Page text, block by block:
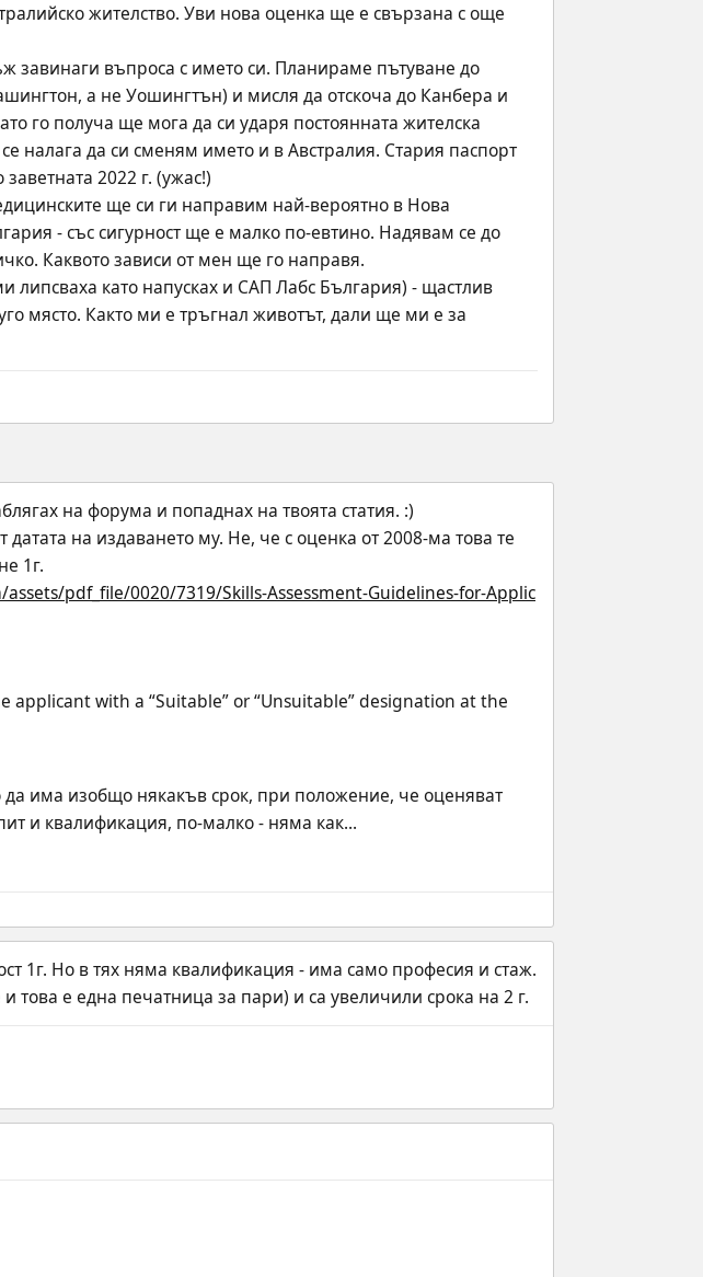
жителство. Уви нова оценка ще е свързана с още
въпроса с името си. Планираме пътуване до
а не Уошингтън) и мисля да отскоча до Канбера и
го получа ще мога да си ударя постоянната жителска
налага да си сменям името и в Австралия. Стария паспорт
2022 г. (ужас!)
ще си ги направим най-вероятно в Нова
- със сигурност ще е малко по-евтино. Надявам се до
Каквото зависи от мен ще го направя.
липсваха като напусках и САП Лабс България) - щастлив
място. Както ми е тръгнал животът, дали ще ми е за
на форума и попаднах на твоята статия. :)
на издаването му. Не, че с оценка от 2008-ма това те
1г.
pdf_file/0020/7319/Skills-Assessment-Guidelines-for-Applic
applicant with a “Suitable” or “Unsuitable” designation at the
има изобщо някакъв срок, при положение, че оценяват
и квалификация, по-малко - няма как...
1г. Но в тях няма квалификация - има само професия и стаж.
е една печатница за пари) и са увеличили срока на 2 г.